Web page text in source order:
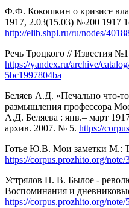
Ф.Ф. Кокошкин о кризисе
1917, 2.03(15.03) №200 1917
http://elib.shpl.ru/ru/nodes/
Речь Троцкого // Известия
https://yandex.ru/archive/
5bc1997804ba
Беляев А.Д. «Печально что-
размышления профессора
А.Д. Беляева : янв.– март
архив. 2007. № 5. https://
Готье Ю.В. Мои заметки М.:
https://corpus.prozhito.org/note/
Устрялов Н. В. Былое -
Воспоминания и
https://corpus.prozhito.org/note/